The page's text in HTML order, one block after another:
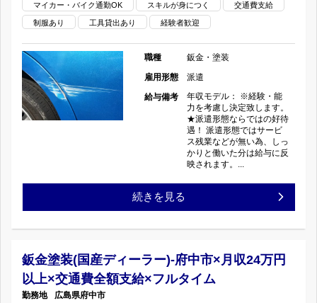
の
派
遣
の
好
遇！
ソ
週
マイカー・バイク通勤OK スキルが身につく 交通費支給
制服あり 工具貸出あり 経験者歓迎
職種
鈑金・塗装
雇用形態
派遣
給与備考
年収モデル： ※経験・能
力を考慮し決定致します。
★派遣形態ならではの好待
遇！ 派遣形態ではサービ
ス残業などが無い為、しっ
かりと働いた分は給与に反
映されます。...
鈑
装
続きを見る
鈑金塗装(国産ディーラー)-府中市×月収24万円
以上×交通費全額支給×フルタイム
広島県府中市